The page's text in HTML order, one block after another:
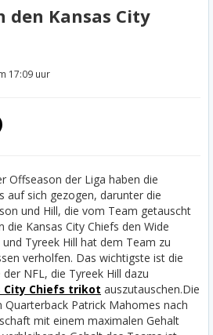
den Kansas City
17:09 uur
Offseason der Liga haben die
auf sich gezogen, darunter die
und Hill, die vom Team getauscht
die Kansas City Chiefs den Wide
Tyreek Hill hat dem Team zu
verholfen. Das wichtigste ist die
NFL, die Tyreek Hill dazu
City Chiefs trikot auszutauschen.Die
Quarterback Patrick Mahomes nach
mit einem maximalen Gehalt